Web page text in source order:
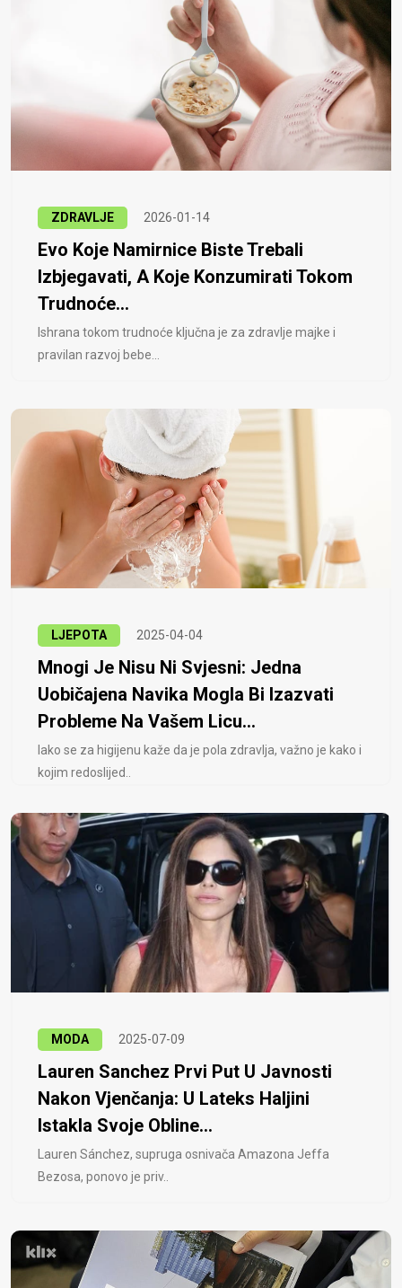
ZDRAVLJE 2026-01-14
Evo Koje Namirnice Biste Trebali
Izbjegavati, A Koje Konzumirati Tokom
Trudnoće...
Ishrana tokom trudnoće ključna je za zdravlje majke i
pravilan razvoj bebe...
LJEPOTA 2025-04-04
Mnogi Je Nisu Ni Svjesni: Jedna
Uobičajena Navika Mogla Bi Izazvati
Probleme Na Vašem Licu...
Iako se za higijenu kaže da je pola zdravlja, važno je kako i
kojim redoslijed..
MODA 2025-07-09
Lauren Sanchez Prvi Put U Javnosti
Nakon Vjenčanja: U Lateks Haljini
Istakla Svoje Obline...
Lauren Sánchez, supruga osnivača Amazona Jeffa
Bezosa, ponovo je priv..